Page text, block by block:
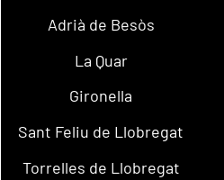
Adrià de Besòs
La Quar
Gironella
Sant Feliu de Llobregat
Torrelles de Llobregat